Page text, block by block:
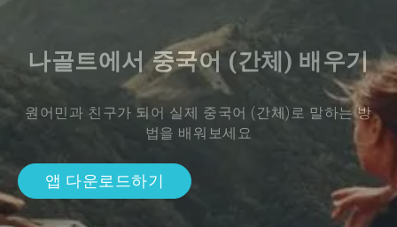
나골트에서 중국어 (간체) 배우기
원어민과 친구가 되어 실제 중국어 (간체)로 말하는 방
법을 배워보세요
앱 다운로드하기